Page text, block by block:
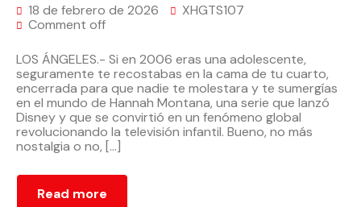
18 de febrero de 2026
XHGTS107
Comment off
LOS ÁNGELES.- Si en 2006 eras una adolescente,
seguramente te recostabas en la cama de tu cuarto,
encerrada para que nadie te molestara y te sumergías
en el mundo de Hannah Montana, una serie que lanzó
Disney y que se convirtió en un fenómeno global
revolucionando la televisión infantil. Bueno, no más
nostalgia o no, […]
Read more